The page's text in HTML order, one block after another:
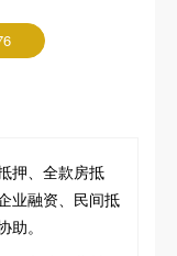
押、全款房抵
业融资、民间抵
。